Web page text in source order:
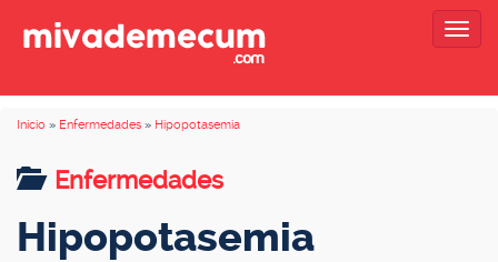
Inicio » Enfermedades » Hipopotasemia
Enfermedades
Hipopotasemia